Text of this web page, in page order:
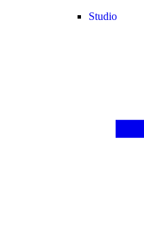
Studio